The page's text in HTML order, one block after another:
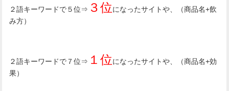
２語キーワードで５位⇒ ３位になったサイトや、（商品名+飲
み方）
２語キーワードで７位⇒ １位になったサイトや、（商品名+効
果）